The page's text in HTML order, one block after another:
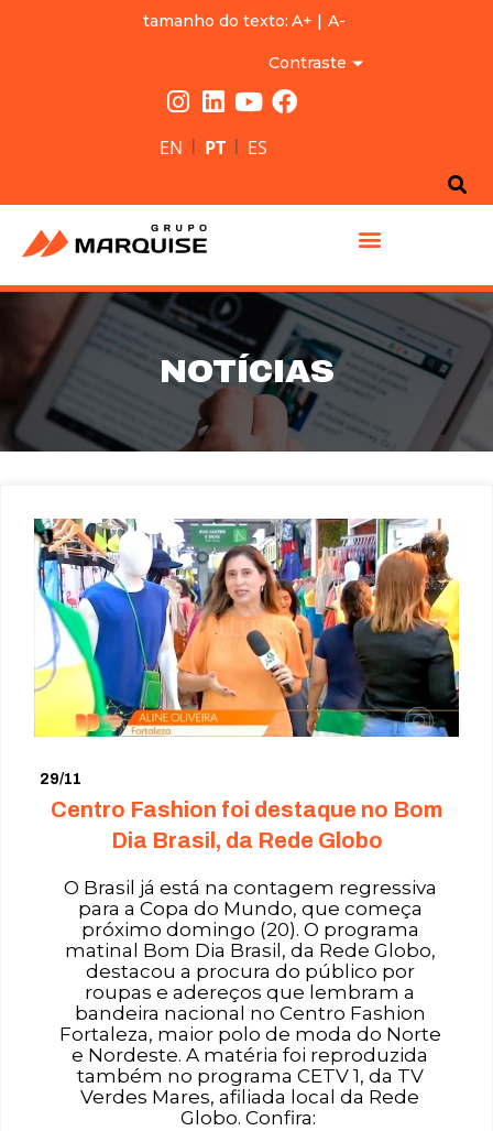
tamanho do texto: A+ | A-
Contraste
EN | PT | ES
NOTÍCIAS
29/11
Centro Fashion foi destaque no Bom
Dia Brasil, da Rede Globo
O Brasil já está na contagem regressiva
para a Copa do Mundo, que começa
próximo domingo (20). O programa
matinal Bom Dia Brasil, da Rede Globo,
destacou a procura do público por
roupas e adereços que lembram a
bandeira nacional no Centro Fashion
Fortaleza, maior polo de moda do Norte
e Nordeste. A matéria foi reproduzida
também no programa CETV 1, da TV
Verdes Mares, afiliada local da Rede
Globo. Confira: